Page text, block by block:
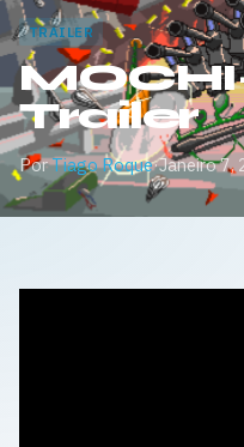
TRAILER
Trailer
PorTiago Roque·Janeiro 7,